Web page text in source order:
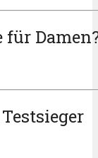
für